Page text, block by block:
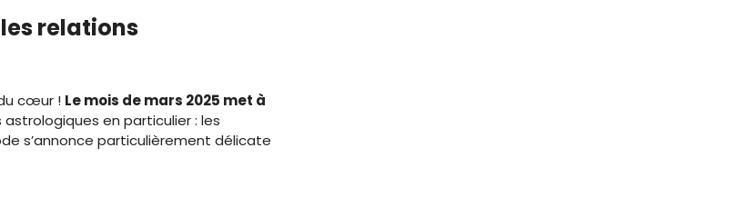
relations
cœur ! Le mois de mars 2025 met à
en particulier : les
s’annonce particulièrement délicate